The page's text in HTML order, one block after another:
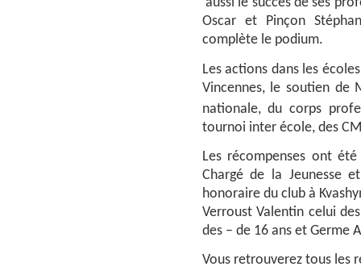
Oscar et Pinçon
complète le podium.
Les actions dans les
Vincennes, le soutien de
nationale, du corps
tournoi inter école, des
Les récompenses ont
Chargé de la Jeunesse
honoraire du club à
Verroust Valentin celui
des – de 16 ans et Germe
Vous retrouverez tous les